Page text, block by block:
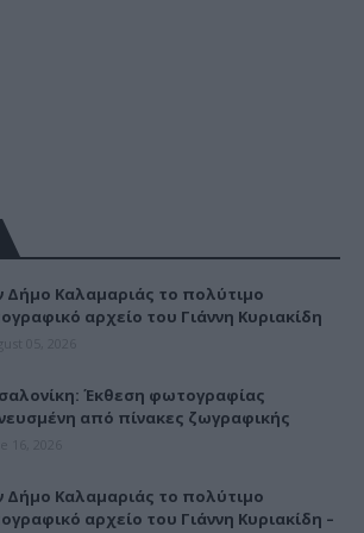
Δήμο Καλαμαριάς το πολύτιμο
αρχείο του Γιάννη Κυριακίδη
Έκθεση φωτογραφίας
από πίνακες ζωγραφικής
Δήμο Καλαμαριάς το πολύτιμο
αρχείο του Γιάννη Κυριακίδη –